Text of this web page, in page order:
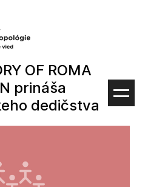
OF ROMA
prináša
dedičstva